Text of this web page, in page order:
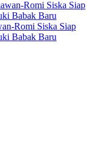
Romi Siska Siap
Babak Baru